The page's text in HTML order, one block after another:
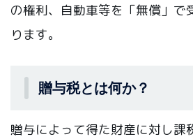
の権利、自動車等を「無償」で
ります。
贈与税とは何か？
贈与によって得た財産に対し課